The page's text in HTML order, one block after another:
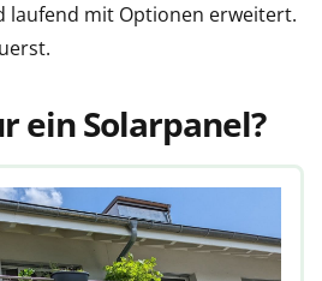
laufend mit Optionen erweitert.
ein Solarpanel?